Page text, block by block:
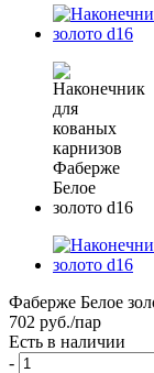
Фаберже Белое
702 руб./пар
Есть в наличии
-